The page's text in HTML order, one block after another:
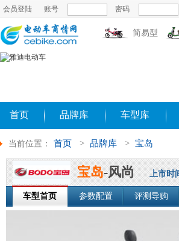
会员登陆 账号 密码
简易型
首页 品牌库 车型库
当前位置： 首页 > 品牌库 > 宝岛
宝岛-风尚 上市时
车型首页 参数配置 评测导购